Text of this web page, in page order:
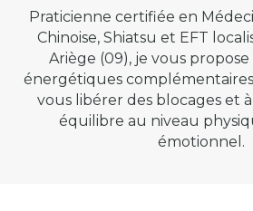
Praticienne certifiée en
Chinoise, Shiatsu et EFT
Ariège (09), je vous
énergétiques
vous libérer des blocages et
équilibre au niveau
émotionnel.